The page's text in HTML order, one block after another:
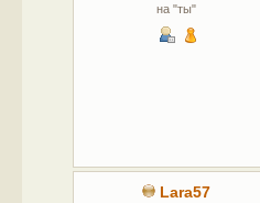
на "ты"
Lara57